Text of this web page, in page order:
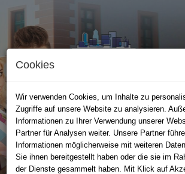
Cookies
Wir verwenden Cookies, um Inhalte zu
Zugriffe auf unsere Website zu analysieren.
Informationen zu Ihrer Verwendung unserer
Partner für Analysen weiter. Unsere Partner
Informationen möglicherweise mit weiteren
Sie ihnen bereitgestellt haben oder die sie im
der Dienste gesammelt haben. Mit Klick auf
STADTPORTAL